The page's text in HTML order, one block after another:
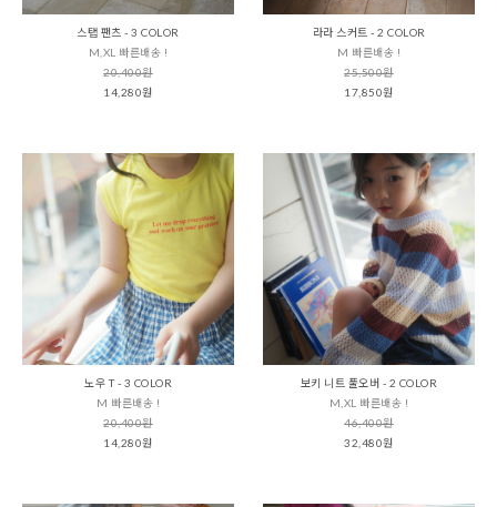
스탭 팬츠 - 3 COLOR
M,XL 빠른배송 !
20,400원
14,280원
라라 스커트 - 2 COLOR
M 빠른배송 !
25,500원
17,850원
노우 T - 3 COLOR
M 빠른배송 !
20,400원
14,280원
보키 니트 풀오버 - 2 COLOR
M,XL 빠른배송 !
46,400원
32,480원